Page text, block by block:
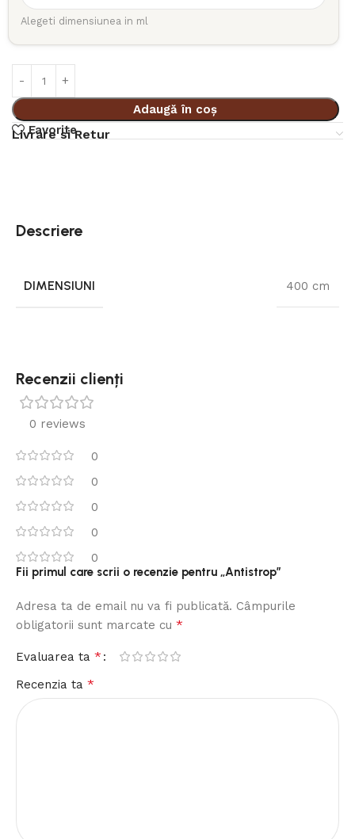
Alegeti dimensiunea in ml
Adaugă în coș
Favorite
Livrare si Retur
Descriere
DIMENSIUNI 400 cm
Recenzii clienți
0 reviews
0
0
0
0
0
Fii primul care scrii o recenzie pentru „Antistrop”
Adresa ta de email nu va fi publicată. Câmpurile
obligatorii sunt marcate cu *
Evaluarea ta *
Recenzia ta *